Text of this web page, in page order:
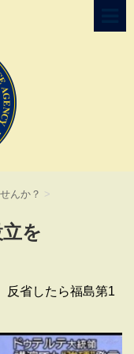
んか？ >
を
反省したら福島第1